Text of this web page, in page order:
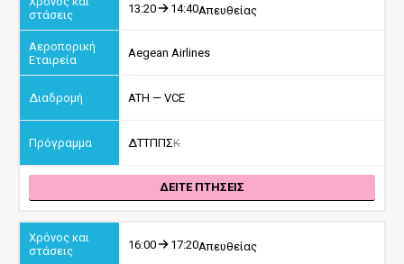
13:20 14:40Απευθείας
Aegean Airlines
ATH — VCE
ΔΤΤΠΠΣΚ
ΔΕΙΤΕ ΠΤΗΣΕΙΣ
16:00 17:20Απευθείας